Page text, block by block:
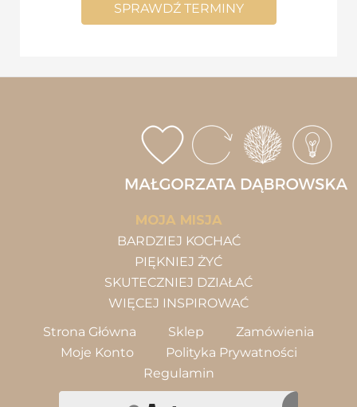
SPRAWDŹ TERMINY
MOJA MISJA
BARDZIEJ KOCHAĆ
PIĘKNIEJ ŻYĆ
SKUTECZNIEJ DZIAŁAĆ
WIĘCEJ INSPIROWAĆ
Strona Główna
Sklep
Zamówienia
Moje Konto
Polityka Prywatności
Regulamin